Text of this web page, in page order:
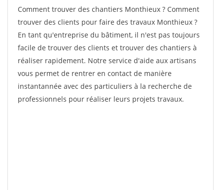
Comment trouver des chantiers Monthieux ? Comment
trouver des clients pour faire des travaux Monthieux ?
En tant qu'entreprise du bâtiment, il n'est pas toujours
facile de trouver des clients et trouver des chantiers à
réaliser rapidement. Notre service d'aide aux artisans
vous permet de rentrer en contact de manière
instantannée avec des particuliers à la recherche de
professionnels pour réaliser leurs projets travaux.